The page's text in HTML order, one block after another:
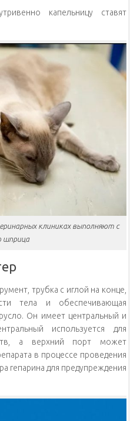
капельницу ставят
клиниках выполняют с
шприца
трубка с иглой на конце,
тела и обеспечивающая
Он имеет центральный и
используется для
а верхний порт может
в процессе проведения
гепарина для предупреждения